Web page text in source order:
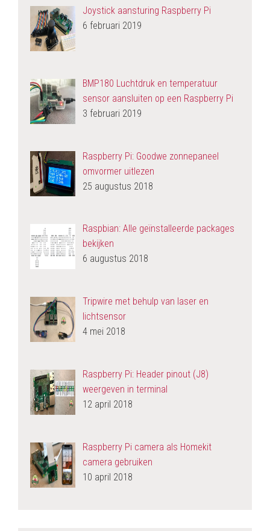
Joystick aansturing Raspberry Pi
6 februari 2019
BMP180 Luchtdruk en temperatuur
sensor aansluiten op een Raspberry Pi
3 februari 2019
Raspberry Pi: Goodwe zonnepaneel
omvormer uitlezen
25 augustus 2018
Raspbian: Alle geïnstalleerde packages
bekijken
6 augustus 2018
Tripwire met behulp van laser en
lichtsensor
4 mei 2018
Raspberry Pi: Header pinout (J8)
weergeven in terminal
12 april 2018
Raspberry Pi camera als Homekit
camera gebruiken
10 april 2018